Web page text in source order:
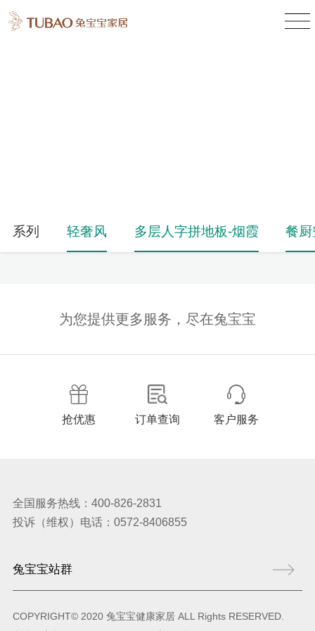
系列 轻奢风 多层人字拼地板-烟霞 餐
为您提供更多服务，尽在兔宝宝
抢优惠 订单查询 客户服务
全国服务热线：400-826-2831
投诉（维权）电话：0572-8406855
COPYRIGHT© 2020 兔宝宝健康家居 ALL Rights RESERVED.